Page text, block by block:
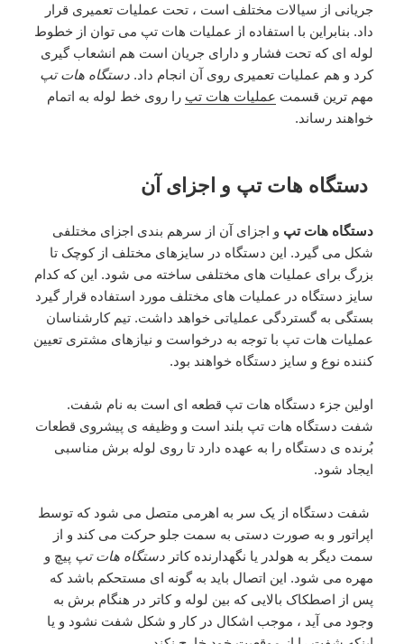
جریانی از سیالات مختلف است ، تحت عملیات تعمیری قرار
داد. بنابراین با استفاده از عملیات هات تپ می توان از خطوط
لوله ای که تحت فشار و دارای جریان است هم انشعاب گیری
کرد و هم عملیات تعمیری روی آن انجام داد.دستگاه هات تپ
مهم ترین قسمت عملیات هات تپ را روی خط لوله به اتمام
خواهند رساند.
دستگاه هات تپ و اجزای آن
دستگاه هات تپ و اجزای آن از سرهم بندی اجزای مختلفی
شکل می گیرد. این دستگاه در سایزهای مختلف از کوچک تا
بزرگ برای عملیات های مختلفی ساخته می شود. این که کدام
سایز دستگاه در عملیات های مختلف مورد استفاده قرار گیرد
بستگی به گستردگی عملیاتی خواهد داشت. تیم کارشناسان
عملیات هات تپ با توجه به درخواست و نیازهای مشتری تعیین
کننده نوع و سایز دستگاه خواهند بود.
اولین جزء دستگاه هات تپ قطعه ای است به نام شفت.
شفت دستگاه هات تپ بلند است و وظیفه ی پیشروی قطعات
بُرنده ی دستگاه را به عهده دارد تا روی لوله برش مناسبی
ایجاد شود.
شفت دستگاه از یک سر به اهرمی متصل می شود که توسط
اپراتور و به صورت دستی به سمت جلو حرکت می کند و از
سمت دیگر به هولدر یا نگهدارنده کاتردستگاه هات تپ پیچ و
مهره می شود. این اتصال باید به گونه ای مستحکم باشد که
پس از اصطکاک بالایی که بین لوله و کاتر در هنگام برش به
وجود می آید ، موجب اشکال در کار و شکل شفت نشود و یا